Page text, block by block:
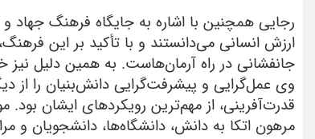
رجایی همچنین با اشاره به جایگاه فرهنگ جهاد
ارزش انسانی می‌دانستند و با تأکید بر این
جانفشانی در راه آرمان‌هاست. به همین دلیل نیز
وی عمل‌گرایی و پیشرفت‌گرایی دانش‌بنیان را از
قدرت‌آفرینی، از مهم‌ترین رویکردهای ایشان
مرهون اتکا به دانش، دانشگاه‌ها، دانشجویان و